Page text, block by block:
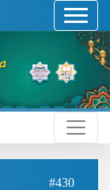
#430